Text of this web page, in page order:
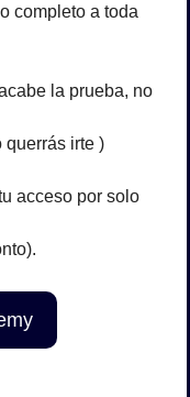
completo a toda
la prueba, no
querrás irte )